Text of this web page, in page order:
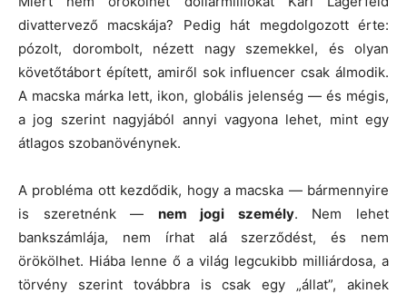
divattervező macskája? Pedig hát megdolgozott érte:
pózolt, dorombolt, nézett nagy szemekkel, és olyan
követőtábort épített, amiről sok influencer csak álmodik.
A macska márka lett, ikon, globális jelenség — és mégis,
a jog szerint nagyjából annyi vagyona lehet, mint egy
átlagos szobanövénynek.
A probléma ott kezdődik, hogy a macska — bármennyire
is szeretnénk — nem jogi személy. Nem lehet
bankszámlája, nem írhat alá szerződést, és nem
örökölhet. Hiába lenne ő a világ legcukibb milliárdosa, a
törvény szerint továbbra is csak egy „állat”, akinek